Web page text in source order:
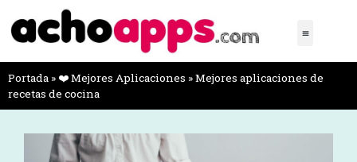
Portada » ❤️ Mejores Aplicaciones »Mejores aplicaciones de
recetas de cocina